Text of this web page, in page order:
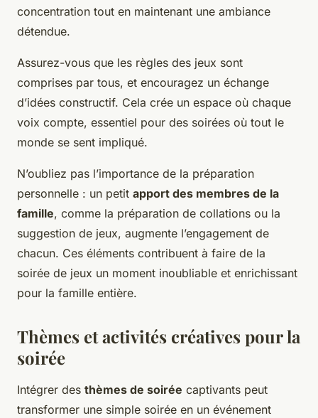
concentration tout en maintenant une ambiance
détendue.
Assurez-vous que les règles des jeux sont
comprises par tous, et encouragez un échange
d’idées constructif. Cela crée un espace où chaque
voix compte, essentiel pour des soirées où tout le
monde se sent impliqué.
N’oubliez pas l’importance de la préparation
personnelle : un petit apport des membres de la
famille, comme la préparation de collations ou la
suggestion de jeux, augmente l’engagement de
chacun. Ces éléments contribuent à faire de la
soirée de jeux un moment inoubliable et enrichissant
pour la famille entière.
Thèmes et activités créatives pour la
soirée
Intégrer des thèmes de soirée captivants peut
transformer une simple soirée en un événement